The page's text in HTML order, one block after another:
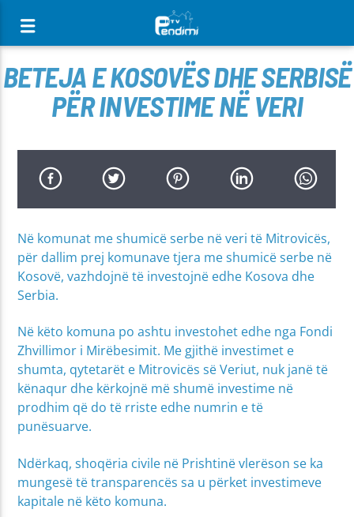
BETEJA E KOSOVËS DHE SERBISË
PËR INVESTIME NË VERI
Në komunat me shumicë serbe në veri të Mitrovicës,
për dallim prej komunave tjera me shumicë serbe në
Kosovë, vazhdojnë të investojnë edhe Kosova dhe
Serbia.
Në këto komuna po ashtu investohet edhe nga Fondi
Zhvillimor i Mirëbesimit. Me gjithë investimet e
shumta, qytetarët e Mitrovicës së Veriut, nuk janë të
kënaqur dhe kërkojnë më shumë investime në
prodhim që do të rriste edhe numrin e të
punësuarve.
Ndërkaq, shoqëria civile në Prishtinë vlerëson se ka
mungesë të transparencës sa u përket investimeve
kapitale në këto komuna.